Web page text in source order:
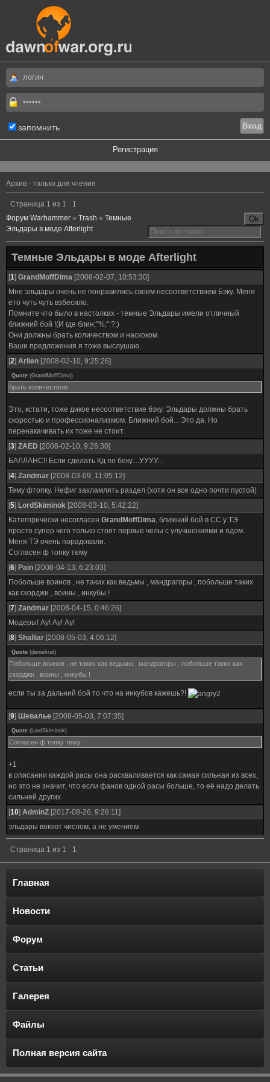
запомнить
Регистрация
.
Архив - только для чтения
Страница 1 из 1
1
Форум Warhammer » Trash » Темные
Эльдары в моде Afterlight
Темные Эльдары в моде Afterlight
[1] GrandMoffDima [2008-02-07, 10:53:30]
Мне эльдары очень не понравились своим несоответствием Бэку. Меня
ето чуть чуть взбесило.
Помните что было в настолках - темные Эльдары имели отличный
ближний бой !(И где блин;"%;":?;)
Они должны брать количеством и наскоком.
Ваши предложения я тоже выслушаю.
[2] Arlien [2008-02-10, 9:25:26]
Quote (GrandMoffDima)
брать количеством
Это, кстати, тоже дикое несоответствие бэку. Эльдары должны брать
скоростью и профессионализмом. Ближний бой... Это да. Но
перенакачивать их тоже не стоит.
[3] ZAED [2008-02-10, 9:26:30]
БАЛЛАНС!! Если сделать Кд по беку....УУУУ...
[4] Zandmar [2008-03-09, 11:05:12]
Тему фтопку. Нефиг захламлять раздел (хотя он все одно почти пустой)
[5] LordSkiminok [2008-03-10, 5:42:22]
Категорически несогласен GrandMoffDima, ближний бой в СС у ТЭ
просто супер чего только стоят первые челы с улучшениями и ядом.
Меня ТЭ очень порадовали.
Согласен ф топку тему
[6] Pain [2008-04-13, 6:23:03]
Побольше воинов , не таких как ведьмы , мандрагоры , побольше таких
как скорджи , воины , инкубы !
[7] Zandmar [2008-04-15, 0:46:26]
Модеры! Ау! Ау! Ау!
[8] Shalliar [2008-05-03, 4:06:12]
Quote (deniskrut)
Побольше воинов , не таких как ведьмы , мандрагоры , побольше таких как
скорджи , воины , инкубы !
если ты за дальний бой то что на инкубов кажешь?!
[9] Шевалье [2008-05-03, 7:07:35]
Quote (LordSkiminok)
Согласен ф топку тему
+1
в описании каждой расы она расхваливается как самая сильная из всех,
но это не значит, что если фанов одной расы больше, то её надо делать
сильней других
[10] AdminZ [2017-08-26, 9:26:11]
эльдары воюют числом, а не умением
Страница 1 из 1 1
Главная
Новости
Форум
Статьи
Галерея
Файлы
Полная версия сайта